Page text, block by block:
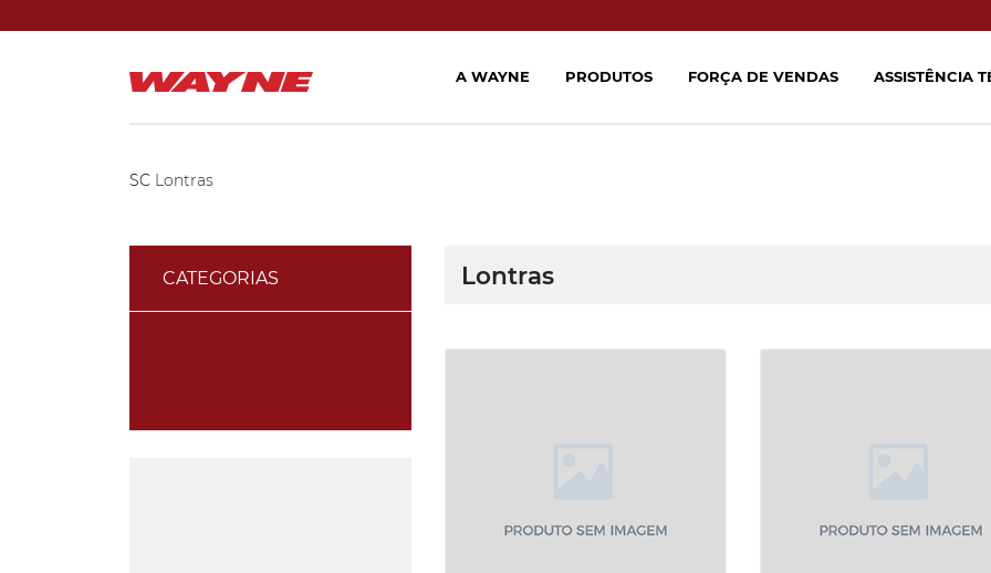
SC Lontras
CATEGORIAS Lontras
A WAYNE PRODUTOS FORÇA DE VENDAS ASSISTÊNCIA